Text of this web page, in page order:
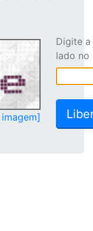
Digite
lado no